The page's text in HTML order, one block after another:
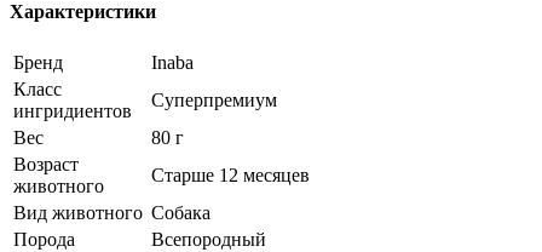
Характеристики
Бренд
Inaba
Класс
ингридиентов
Суперпремиум
Вес
80 г
Возраст
животного
Старше 12 месяцев
Вид животного Собака
Порода
Всепородный